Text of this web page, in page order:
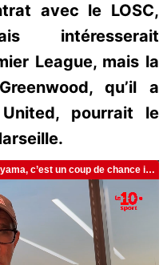
avec le LOSC,
intéresserait
League, mais la
qu’il a
pourrait le